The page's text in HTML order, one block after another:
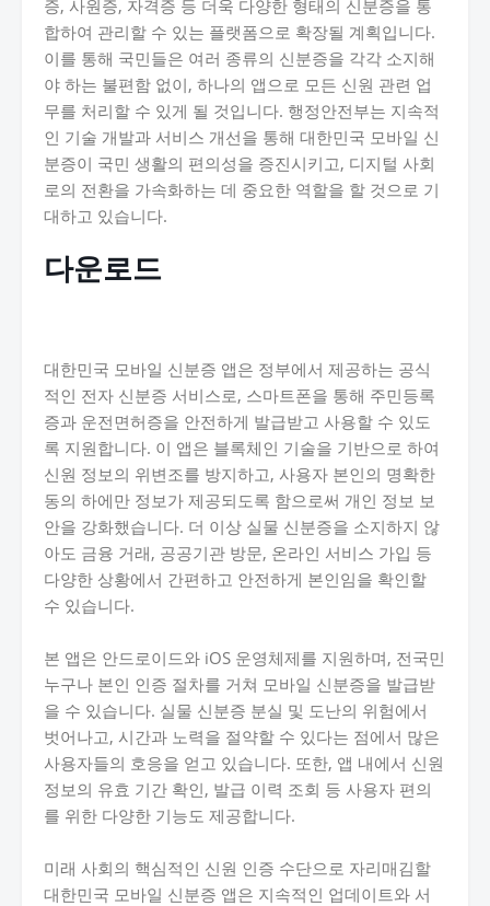
증, 사원증, 자격증 등 더욱 다양한 형태의 신분증을 통
합하여 관리할 수 있는 플랫폼으로 확장될 계획입니다.
이를 통해 국민들은 여러 종류의 신분증을 각각 소지해
야 하는 불편함 없이, 하나의 앱으로 모든 신원 관련 업
무를 처리할 수 있게 될 것입니다. 행정안전부는 지속적
인 기술 개발과 서비스 개선을 통해 대한민국 모바일 신
분증이 국민 생활의 편의성을 증진시키고, 디지털 사회
로의 전환을 가속화하는 데 중요한 역할을 할 것으로 기
대하고 있습니다.
다운로드
대한민국 모바일 신분증 앱은 정부에서 제공하는 공식
적인 전자 신분증 서비스로, 스마트폰을 통해 주민등록
증과 운전면허증을 안전하게 발급받고 사용할 수 있도
록 지원합니다. 이 앱은 블록체인 기술을 기반으로 하여
신원 정보의 위변조를 방지하고, 사용자 본인의 명확한
동의 하에만 정보가 제공되도록 함으로써 개인 정보 보
안을 강화했습니다. 더 이상 실물 신분증을 소지하지 않
아도 금융 거래, 공공기관 방문, 온라인 서비스 가입 등
다양한 상황에서 간편하고 안전하게 본인임을 확인할
수 있습니다.
본 앱은 안드로이드와 iOS 운영체제를 지원하며, 전국민
누구나 본인 인증 절차를 거쳐 모바일 신분증을 발급받
을 수 있습니다. 실물 신분증 분실 및 도난의 위험에서
벗어나고, 시간과 노력을 절약할 수 있다는 점에서 많은
사용자들의 호응을 얻고 있습니다. 또한, 앱 내에서 신원
정보의 유효 기간 확인, 발급 이력 조회 등 사용자 편의
를 위한 다양한 기능도 제공합니다.
미래 사회의 핵심적인 신원 인증 수단으로 자리매김할
대한민국 모바일 신분증 앱은 지속적인 업데이트와 서